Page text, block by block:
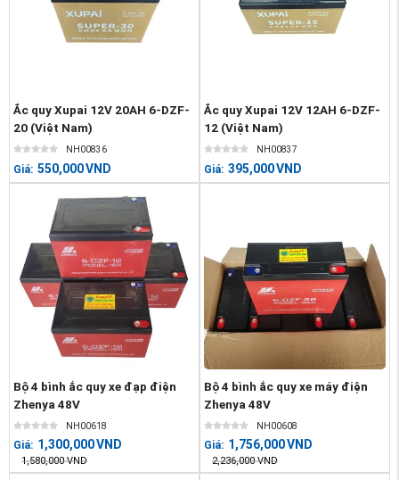
Ắc quy Xupai 12V 20AH 6-DZF-
20 (Việt Nam)
NH00836
Giá: 550,000VND
Ắc quy Xupai 12V 12AH 6-DZF-
12 (Việt Nam)
NH00837
Giá: 395,000VND
Bộ 4 bình ắc quy xe đạp điện
Zhenya 48V
NH00618
Giá: 1,300,000VND
1,580,000 VND
Bộ 4 bình ắc quy xe máy điện
Zhenya 48V
NH00608
Giá: 1,756,000VND
2,236,000 VND